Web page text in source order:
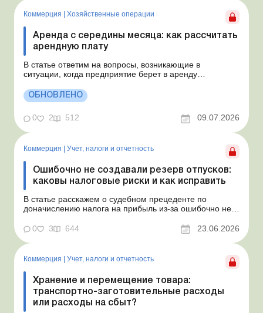
Коммерция Хозяйственные операции
Аренда с середины месяца: как рассчитать
арендную плату
В статье ответим на вопросы, возникающие в
ситуации, когда предприятие берет в аренду
действовать с середины месяца. Предприятие
арендует у физлица автомобиль с 15.07.2026.
Согласно условиям договора арендная плата
составляет 4 000 грн в месяц. Возн...
ОБНОВЛЕНО
0 2 512 09.07.2026
Коммерция | Учет, налоги и отчетность
Ошибочно не создавали резерв отпусков:
каковы налоговые риски и как исправить
В статье расскажем о судебном прецеденте по
доначислению налога на прибыль из-за ошибочно не
рекомендации, как минимизировать налоговые риски.
Проблемные расходы: налоговые риски и судебная
практика Понимаем ваши волнения в связи с
ошибочным несоздан...
0 3 644 23.06.2026
Коммерция | Учет, налоги и отчетность
Хранение и перемещение товара:
транспортно-заготовительные расходы
или расходы на сбыт?